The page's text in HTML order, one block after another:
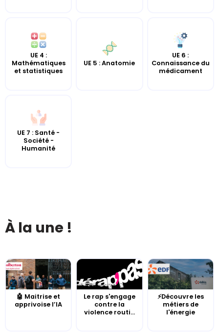
UE 4 :
Mathématiques
et statistiques
UE 5 : Anatomie
UE 6 :
Connaissance du
médicament
UE 7 : Santé -
Société -
Humanité
À la une !
🤖 Maitrise et
apprivoise l’IA
Le rap s'engage
contre la
violence routi...
⚡Découvre les
métiers de
l'énergie